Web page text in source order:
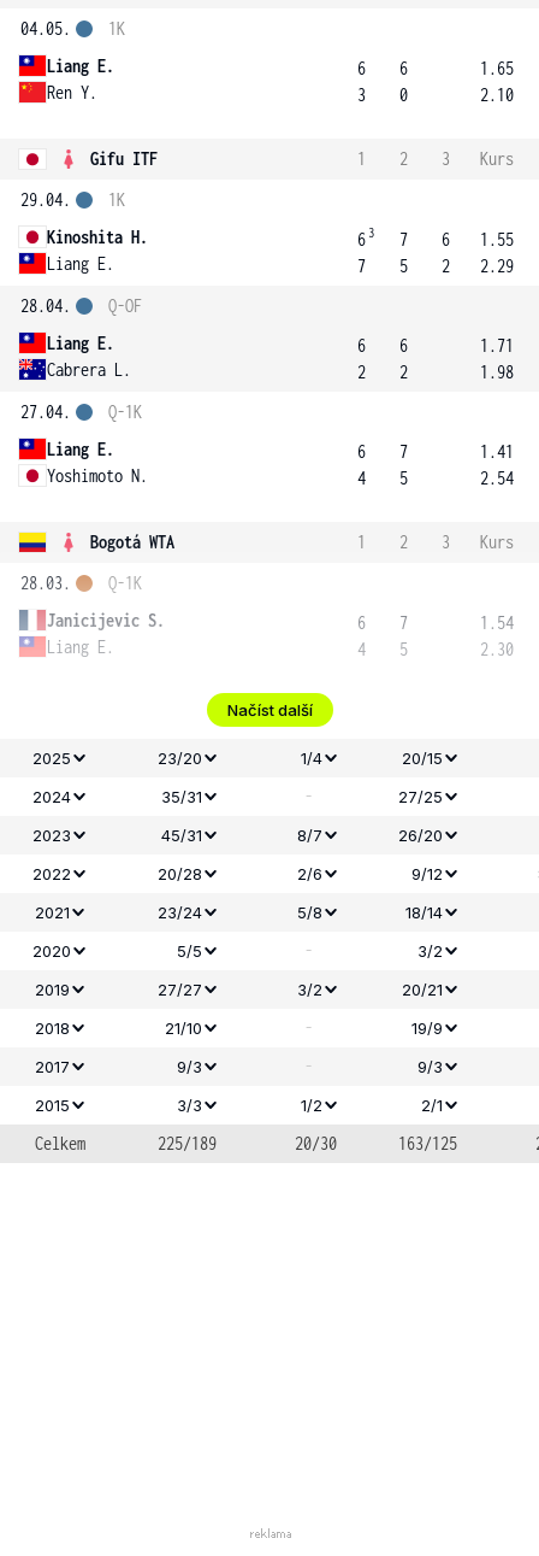
04.05.
Liang E.
Ren Y.
1K
6
3
6
0
1.65
2.10
Gifu ITF 1 2 3
Kurs
29.04.
Kinoshita H.
Liang E.
1K
6 3
7
7
5
6
2
1.55
2.29
28.04.
Liang E.
Cabrera L.
Q-OF
6
2
6
2
1.71
1.98
27.04.
Liang E.
Yoshimoto N.
Q-1K
6
4
7
5
1.41
2.54
Bogotá WTA 1 2 3
Kurs
28.03.
Janicijevic S.
Liang E.
Q-1K
6
4
7
5
1.54
2.30
Načíst další
2025 23/20 1/4
20/15
2024
35/31 - 27/25
2023
45/31 8/7
26/20
2022
20/28 2/6 9/12
2021
23/24 5/8
18/14
2020
5/5 -
3/2
2019
27/27 3/2
20/21
2018
21/10 -
19/9
2017
9/3 -
9/3
2015
3/3 1/2 2/1
Celkem 225/189 20/30 163/125